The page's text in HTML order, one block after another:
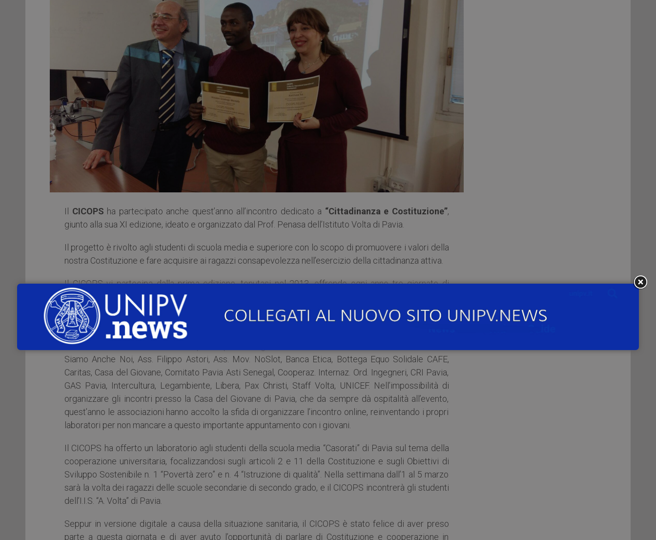
Il CICOPS ha partecipato anche quest’anno all’incontro dedicato a “Cittadinanza e Costituzione”,
giunto alla sua XI edizione, ideato e organizzato dal Prof. Penasa dell’Istituto Volta di Pavia.
Il progetto è rivolto agli studenti di scuola media e superiore con lo scopo di promuovere i valori della
nostra Costituzione e fare acquisire ai ragazzi consapevolezza nell’esercizio della cittadinanza attiva.
Il CICOPS vi partecipa dalla prima edizione, tenutasi nel 2013, offrendo ogni anno tre giornate di
incontri con un laboratorio interattivo sul tema della Cooperazione internazionale, in modo che i
ragazzi possano entrare a contatto con il mondo della cooperazione e con gli articoli della
Costituzione in maniera più creativa rispetto a una classica lezione frontale.
Quest’anno, oltre al CICOPS, hanno partecipato le seguenti associazioni: ACLI, Ad Gentes, ARCI, Ass. Ci
Siamo Anche Noi, Ass. Filippo Astori, Ass. Mov. NoSlot, Banca Etica, Bottega Equo Solidale CAFE,
Caritas, Casa del Giovane, Comitato Pavia Asti Senegal, Cooperaz. Internaz. Ord. Ingegneri, CRI Pavia,
GAS Pavia, Intercultura, Legambiente, Libera, Pax Christi, Staff Volta, UNICEF. Nell’impossibilità di
organizzare gli incontri presso la Casa del Giovane di Pavia, che da sempre dà ospitalità all’evento,
quest’anno le associazioni hanno accolto la sfida di organizzare l’incontro online, reinventando i propri
laboratori per non mancare a questo importante appuntamento con i giovani.
Il CICOPS ha offerto un laboratorio agli studenti della scuola media “Casorati” di Pavia sul tema della
cooperazione universitaria, focalizzandosi sugli articoli 2 e 11 della Costituzione e sugli Obiettivi di
Sviluppo Sostenibile n. 1 “Povertà zero” e n. 4 “Istruzione di qualità”. Nella settimana dall’1 al 5 marzo
sarà la volta dei ragazzi delle scuole secondarie di secondo grado, e il CICOPS incontrerà gli studenti
dell’I.I.S. “A. Volta” di Pavia.
Seppur in versione digitale a causa della situazione sanitaria, il CICOPS è stato felice di aver preso
parte a questa giornata e di aver avuto l’opportunità di parlare di Costituzione e cooperazione in